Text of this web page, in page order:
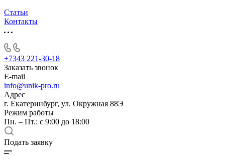
Статьи
Контакты
+7343 221-30-18
Заказать звонок
E-mail
info@unik-pro.ru
Адрес
г. Екатеринбург, ул. Окружная 88Э
Режим работы
Пн. – Пт.: с 9:00 до 18:00
Подать заявку